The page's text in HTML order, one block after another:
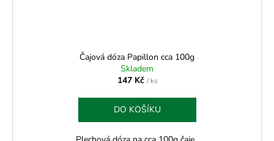
Čajová dóza Papillon cca 100g
Skladem
147 Kč / ks
DO KOŠÍKU